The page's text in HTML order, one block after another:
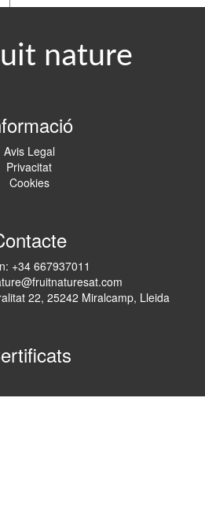
nature
Avis Legal
Privacitat
Cookies
+34 667937011
22, 25242 Miralcamp, Lleida